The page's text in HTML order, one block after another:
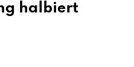
halbiert